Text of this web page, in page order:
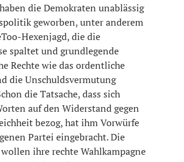
die Demokraten unablässig
geworben, unter anderem
Hexenjagd, die die
spaltet und grundlegende
Rechte wie das ordentliche
die Unschuldsvermutung
die Tatsache, dass sich
auf den Widerstand gegen
bezog, hat ihm Vorwürfe
Partei eingebracht. Die
ihre rechte Wahlkampagne